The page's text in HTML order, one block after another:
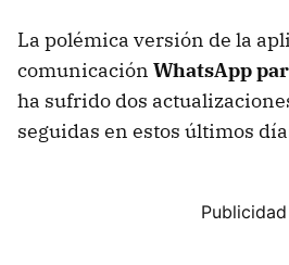
La polémica versión de la
comunicación WhatsApp
ha sufrido dos
seguidas en estos últimos